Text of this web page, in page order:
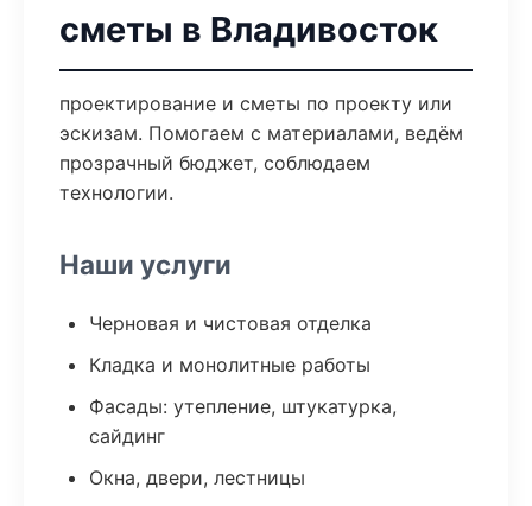
сметы в Владивосток
проектирование и сметы по проекту или
эскизам. Помогаем с материалами, ведём
прозрачный бюджет, соблюдаем
технологии.
Наши услуги
Черновая и чистовая отделка
Кладка и монолитные работы
Фасады: утепление, штукатурка,
сайдинг
Окна, двери, лестницы